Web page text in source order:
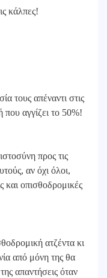
κάλπες!
τους απέναντι στις
αγγίζει το 50%!
προς τις
αν όχι όλοι,
και οπισθοδρομικές
ατζέντα κι
από μόνη της θα
απαντήσεις όταν